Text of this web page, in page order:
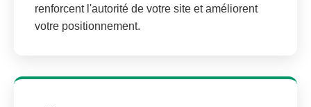
renforcent l'autorité de votre site et améliorent
votre positionnement.